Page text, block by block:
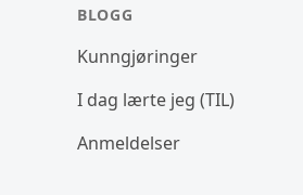
BLOGG
Kunngjøringer
I dag lærte jeg (TIL)
Anmeldelser